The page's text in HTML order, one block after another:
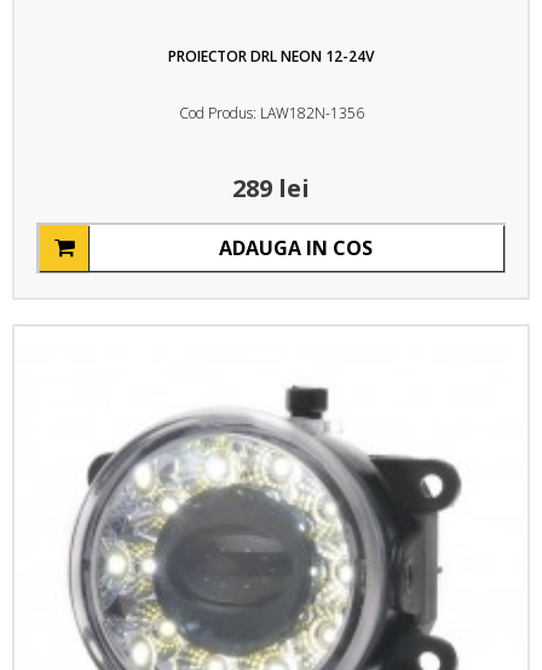
PROIECTOR DRL NEON 12-24V
Cod Produs: LAW182N-1356
289 lei
ADAUGA IN COS